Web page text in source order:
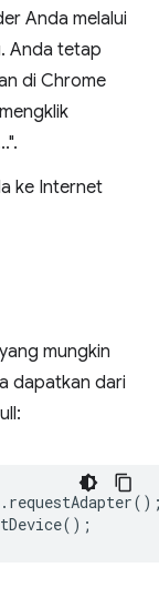
Anda melalui
Anda tetap
di Chrome
ke Internet
mungkin
dapatkan dari
. requestAdapter
();